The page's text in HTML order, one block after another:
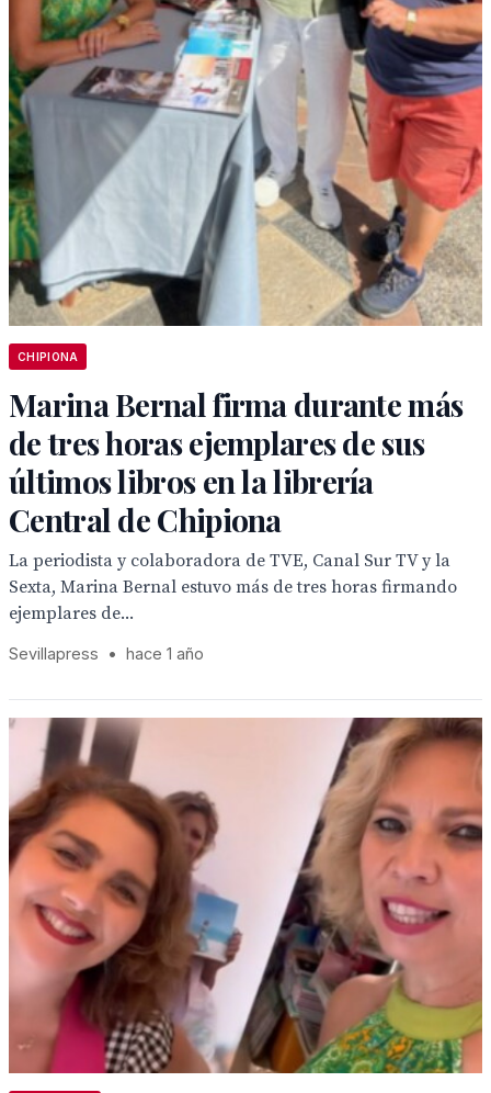
CHIPIONA
Marina Bernal firma durante más
de tres horas ejemplares de sus
últimos libros en la librería
Central de Chipiona
La periodista y colaboradora de TVE, Canal Sur TV y la
Sexta, Marina Bernal estuvo más de tres horas firmando
ejemplares de...
Sevillapress • hace 1 año